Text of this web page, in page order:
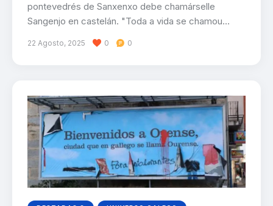
pontevedrés de Sanxenxo debe chamárselle
Sangenjo en castelán. "Toda a vida se chamou…
22 Agosto, 2025 0 0